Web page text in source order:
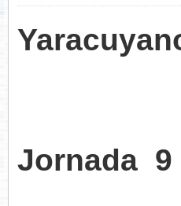
Jornada 9